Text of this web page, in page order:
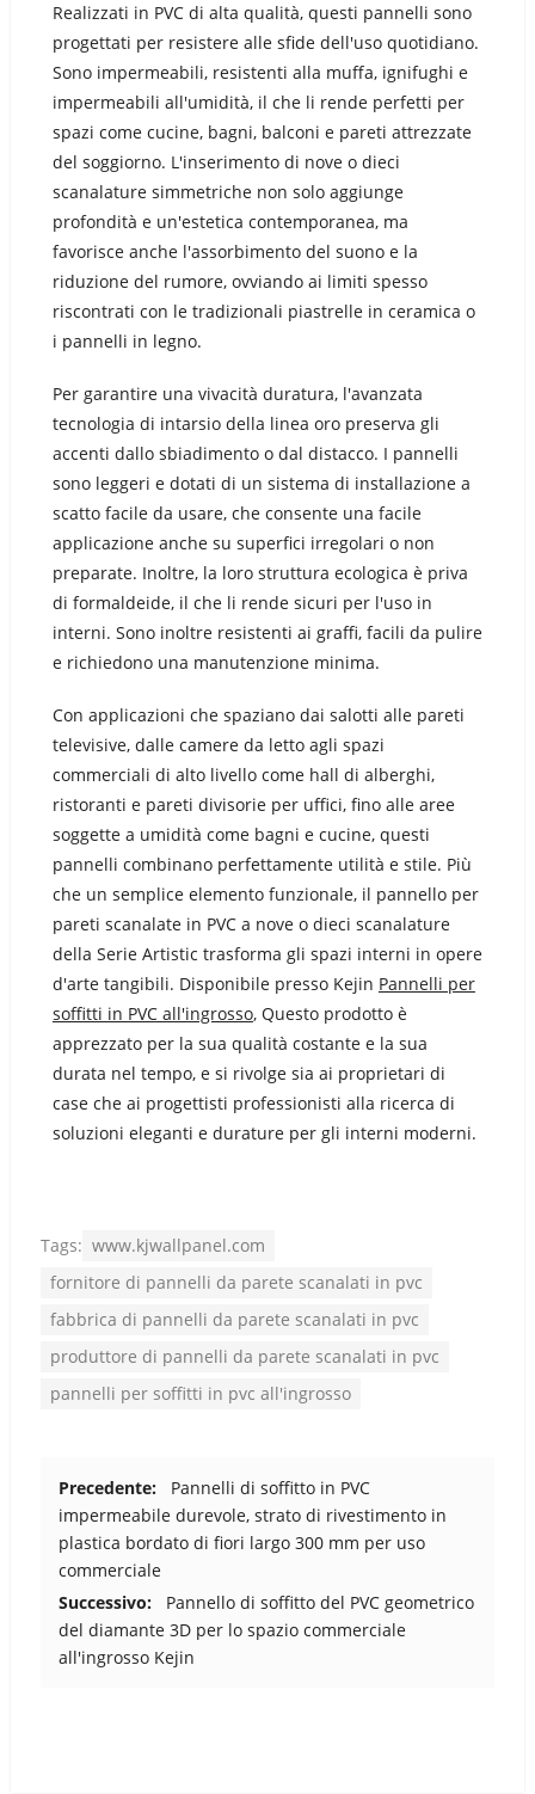
Realizzati in PVC di alta qualità, questi pannelli sono
progettati per resistere alle sfide dell'uso quotidiano.
Sono impermeabili, resistenti alla muffa, ignifughi e
impermeabili all'umidità, il che li rende perfetti per
spazi come cucine, bagni, balconi e pareti attrezzate
del soggiorno. L'inserimento di nove o dieci
scanalature simmetriche non solo aggiunge
profondità e un'estetica contemporanea, ma
favorisce anche l'assorbimento del suono e la
riduzione del rumore, ovviando ai limiti spesso
riscontrati con le tradizionali piastrelle in ceramica o
i pannelli in legno.
Per garantire una vivacità duratura, l'avanzata
tecnologia di intarsio della linea oro preserva gli
accenti dallo sbiadimento o dal distacco. I pannelli
sono leggeri e dotati di un sistema di installazione a
scatto facile da usare, che consente una facile
applicazione anche su superfici irregolari o non
preparate. Inoltre, la loro struttura ecologica è priva
di formaldeide, il che li rende sicuri per l'uso in
interni. Sono inoltre resistenti ai graffi, facili da pulire
e richiedono una manutenzione minima.
Con applicazioni che spaziano dai salotti alle pareti
televisive, dalle camere da letto agli spazi
commerciali di alto livello come hall di alberghi,
ristoranti e pareti divisorie per uffici, fino alle aree
soggette a umidità come bagni e cucine, questi
pannelli combinano perfettamente utilità e stile. Più
che un semplice elemento funzionale, il pannello per
pareti scanalate in PVC a nove o dieci scanalature
della Serie Artistic trasforma gli spazi interni in opere
d'arte tangibili. Disponibile presso Kejin Pannelli per
soffitti in PVC all'ingrosso, Questo prodotto è
apprezzato per la sua qualità costante e la sua
durata nel tempo, e si rivolge sia ai proprietari di
case che ai progettisti professionisti alla ricerca di
soluzioni eleganti e durature per gli interni moderni.
Tags: www.kjwallpanel.com
fornitore di pannelli da parete scanalati in pvc
fabbrica di pannelli da parete scanalati in pvc
produttore di pannelli da parete scanalati in pvc
pannelli per soffitti in pvc all'ingrosso
Precedente:
Pannelli di soffitto in PVC
impermeabile durevole, strato di rivestimento in
plastica bordato di fiori largo 300 mm per uso
commerciale
Successivo:
Pannello di soffitto del PVC geometrico
del diamante 3D per lo spazio commerciale
all'ingrosso Kejin